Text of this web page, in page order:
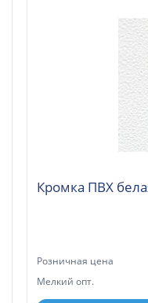
Розничная цена
Мелкий опт.